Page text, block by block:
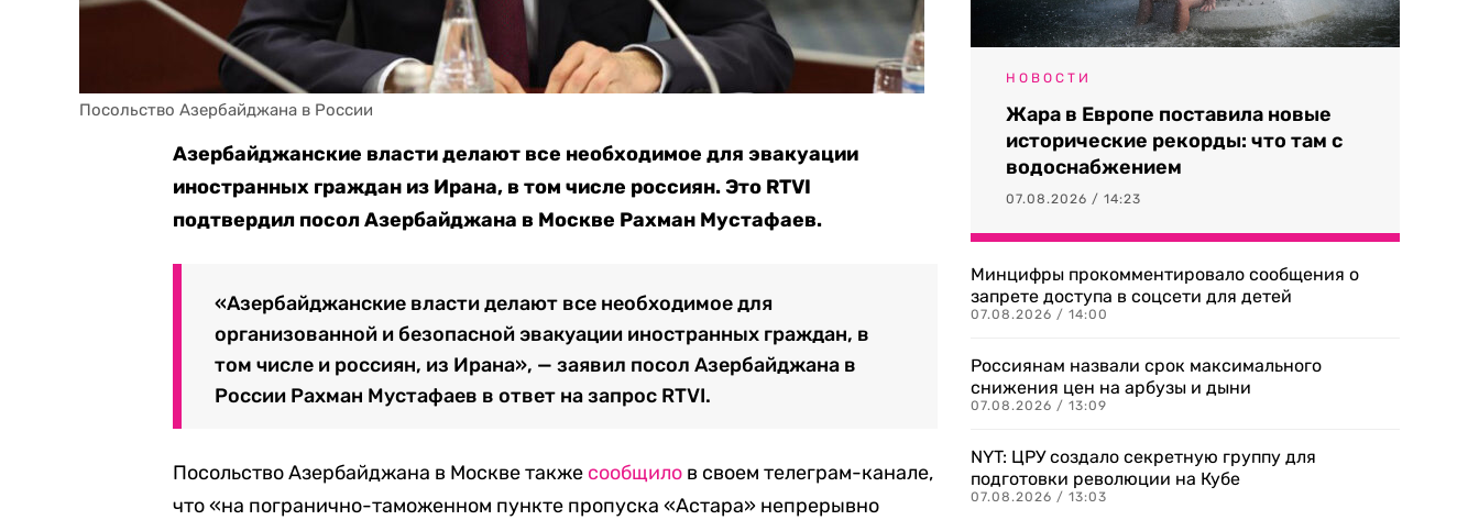
Посольство Азербайджана в России
Азербайджанские власти делают все необходимое для эвакуации
иностранных граждан из Ирана, в том числе россиян. Это RTVI
подтвердил посол Азербайджана в Москве Рахман Мустафаев.
«Азербайджанские власти делают все необходимое для
организованной и безопасной эвакуации иностранных граждан, в
том числе и россиян, из Ирана», — заявил посол Азербайджана в
России Рахман Мустафаев в ответ на запрос RTVI.
Посольство Азербайджана в Москве также сообщило в своем телеграм-канале,
что «на погранично-таможенном пункте пропуска «Астара» непрерывно
НОВОСТИ
Жара в Европе поставила новые
исторические рекорды: что там с
водоснабжением
07.08.2026 / 14:23
Минцифры прокомментировало сообщения о
запрете доступа в соцсети для детей
07.08.2026 / 14:00
Россиянам назвали срок максимального
снижения цен на арбузы и дыни
07.08.2026 / 13:09
NYT: ЦРУ создало секретную группу для
подготовки революции на Кубе
07.08.2026 / 13:03